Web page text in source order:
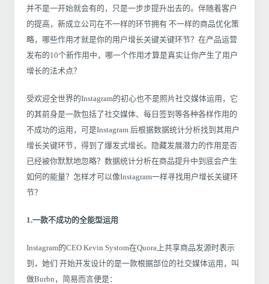
并不是一开始就会有的，只是一步步提升出去的。伴随着客户
的提高，新成立公司在不一样的环节拥有 不一样的商品优化策
略，哪些作用才就是你的用户增长关键关键环节？在产品运营
发布的10个新作用中，哪一个作用才算是真实让你产生了用户
增长的法术点？
受欢迎全世界的Instagram的初心也不是照片社交媒体运用，它
的其前身是一款包括了社交媒体、每日签到等各种各样作用的
不成功的运用，可是Instagram 后根据数据统计分析找到其用户
增长关键环节，得到了爆发式增长。隐藏发展潜力的作用是否
已经被你默默地忽略？数据统计分析在商品提升中到底会产生
如何的能量？怎样才可以像Instagram一样寻找用户增长关键环
节？
1.一款不成功的全能型运用
Instagram的CEO Kevin Systom在Quora上共享商品发源时表示
到，她们 开始开发设计的是一款根据部位的社交媒体运用，叫
做Burbn，简易而言便是：